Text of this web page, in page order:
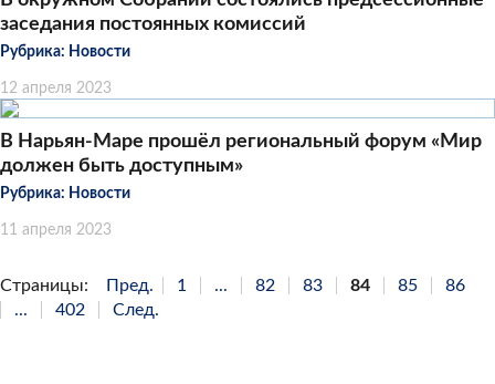
заседания постоянных комиссий
Рубрика: Новости
12 апреля 2023
В Нарьян-Маре прошёл региональный форум «Мир
должен быть доступным»
Рубрика: Новости
11 апреля 2023
Страницы: Пред. 1 ... 82 83 84 85
86
...
402 След.